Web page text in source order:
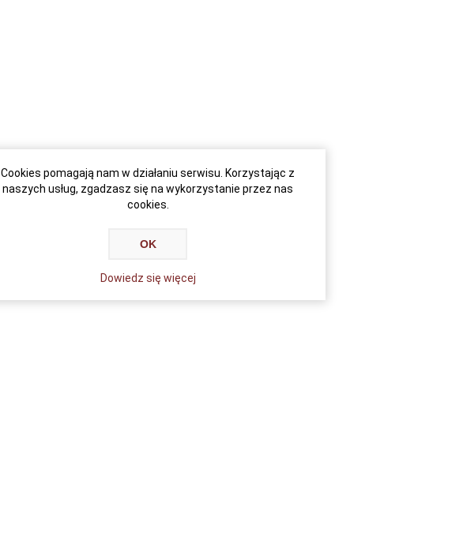
Cookies pomagają nam w działaniu serwisu. Korzystając z
naszych usług, zgadzasz się na wykorzystanie przez nas
cookies.
OK
Dowiedz się więcej